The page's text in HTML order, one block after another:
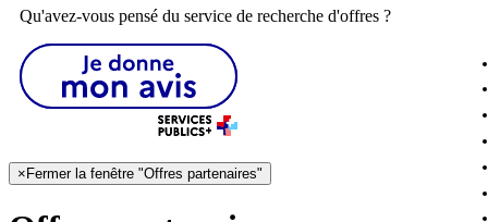
Qu'avez-vous pensé du service de recherche d'offres ?
× Fermer la fenêtre "Offres partenaires"